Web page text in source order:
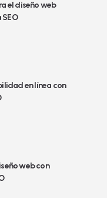
el diseño web
en línea con
web con